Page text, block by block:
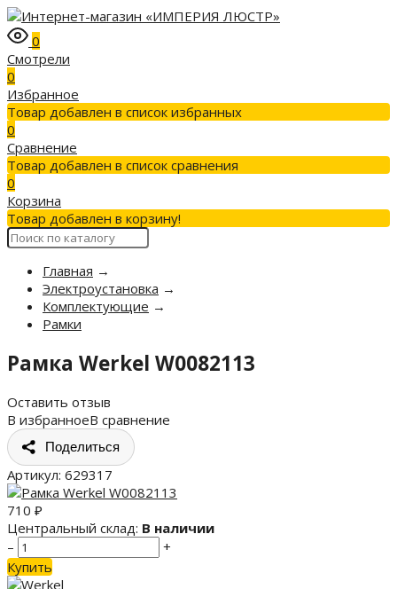
0
Смотрели
0
Избранное
Товар добавлен в список избранных
0
Сравнение
Товар добавлен в список сравнения
0
Корзина
Товар добавлен в корзину!
Главная →
Электроустановка →
Комплектующие →
Рамки
Рамка Werkel W0082113
Оставить отзыв
В избранноеВ сравнение
Поделиться
Артикул: 629317
710 ₽
Центральный склад: В наличии
–
+
Купить